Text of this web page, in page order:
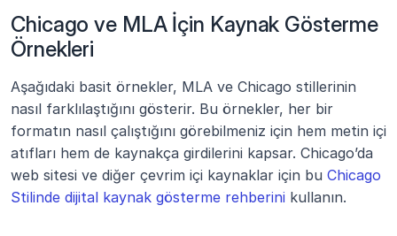
Chicago ve MLA İçin Kaynak Gösterme
Örnekleri
Aşağıdaki basit örnekler, MLA ve Chicago stillerinin
nasıl farklılaştığını gösterir. Bu örnekler, her bir
formatın nasıl çalıştığını görebilmeniz için hem metin içi
atıfları hem de kaynakça girdilerini kapsar. Chicago’da
web sitesi ve diğer çevrim içi kaynaklar için bu Chicago
Stilinde dijital kaynak gösterme rehberini kullanın.